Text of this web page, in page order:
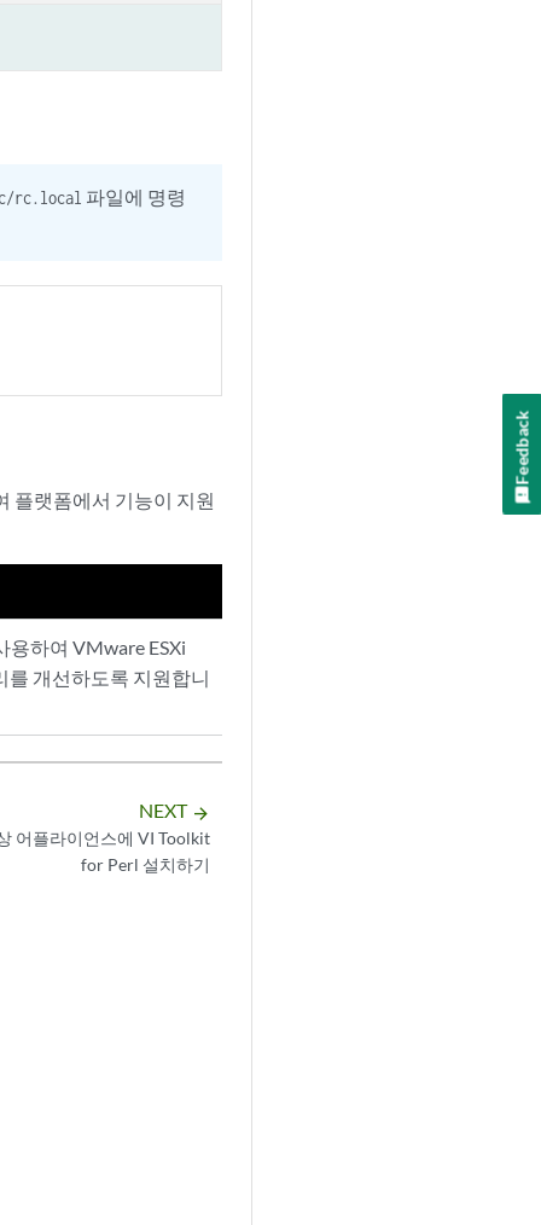
rc.local 파일에 명령
플랫폼에서 기능이 지원
용하여 VMware ESXi
를 개선하도록 지원합니
NEXT arrow_forward
어플라이언스에 VI Toolkit
for Perl 설치하기
Feedback